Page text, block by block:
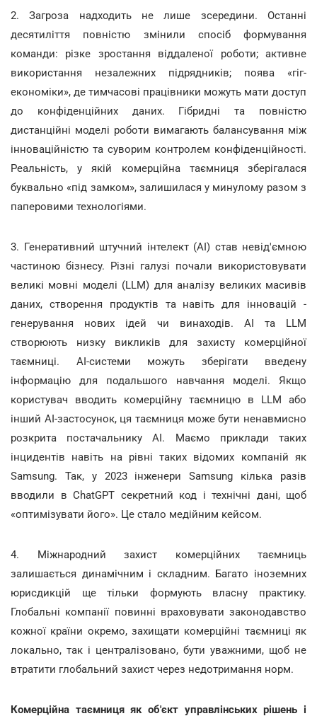
2. Загроза надходить не лише зсередини. Останні
десятиліття повністю змінили спосіб формування
команди: різке зростання віддаленої роботи; активне
використання незалежних підрядників; поява «гіг-
економіки», де тимчасові працівники можуть мати доступ
до конфіденційних даних. Гібридні та повністю
дистанційні моделі роботи вимагають балансування між
інноваційністю та суворим контролем конфіденційності.
Реальність, у якій комерційна таємниця зберігалася
буквально «під замком», залишилася у минулому разом з
паперовими технологіями.
3. Генеративний штучний інтелект (AI) став невід'ємною
частиною бізнесу. Різні галузі почали використовувати
великі мовні моделі (LLM) для аналізу великих масивів
даних, створення продуктів та навіть для інновацій -
генерування нових ідей чи винаходів. AI та LLM
створюють низку викликів для захисту комерційної
таємниці. AI-системи можуть зберігати введену
інформацію для подальшого навчання моделі. Якщо
користувач вводить комерційну таємницю в LLM або
інший AI-застосунок, ця таємниця може бути ненавмисно
розкрита постачальнику AI. Маємо приклади таких
інцидентів навіть на рівні таких відомих компаній як
Samsung. Так, у 2023 інженери Samsung кілька разів
вводили в ChatGPT секретний код і технічні дані, щоб
«оптимізувати його». Це стало медійним кейсом.
4. Міжнародний захист комерційних таємниць
залишається динамічним і складним. Багато іноземних
юрисдикцій ще тільки формують власну практику.
Глобальні компанії повинні враховувати законодавство
кожної країни окремо, захищати комерційні таємниці як
локально, так і централізовано, бути уважними, щоб не
втратити глобальний захист через недотримання норм.
Комерційна таємниця як об'єкт управлінських рішень і